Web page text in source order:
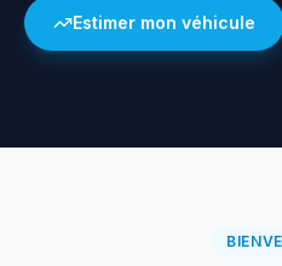
Estimer mon véhicule